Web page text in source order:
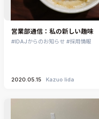
営業部通信：私の新しい趣味
IDAJからのお知らせ 採用情報
2020.05.15 Kazuo Iida